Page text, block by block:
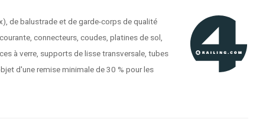
de balustrade et de garde-corps de qualité
connecteurs, coudes, platines de sol,
à verre, supports de lisse transversale, tubes
d'une remise minimale de 30 % pour les